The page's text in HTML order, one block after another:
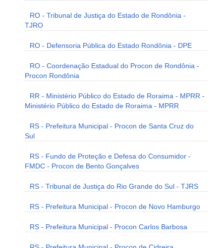
RO - Tribunal de Justiça do Estado de Rondônia -
TJRO
RO - Defensoria Pública do Estado Rondônia - DPE
RO - Coordenação Estadual do Procon de Rondônia -
Procon Rondônia
RR - Ministério Público do Estado de Roraima - MPRR -
Ministério Público do Estado de Roraima - MPRR
RS - Prefeitura Municipal - Procon de Santa Cruz do
Sul
RS - Fundo de Proteção e Defesa do Consumidor -
FMDC - Procon de Bento Gonçalves
RS - Tribunal de Justiça do Rio Grande do Sul - TJRS
RS - Prefeitura Municipal - Procon de Novo Hamburgo
RS - Prefeitura Municipal - Procon Carlos Barbosa